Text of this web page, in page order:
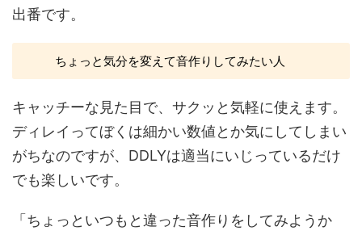
出番です。
ちょっと気分を変えて音作りしてみたい人
キャッチーな見た目で、サクッと気軽に使えます。
ディレイってぼくは細かい数値とか気にしてしまい
がちなのですが、DDLYは適当にいじっているだけ
でも楽しいです。
「ちょっといつもと違った音作りをしてみようか